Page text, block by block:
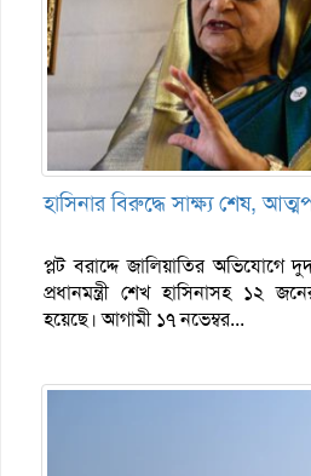
হাসিনার বিরুদ্ধে সাক্ষ্য শেষ,
প্লট বরাদ্দে জালিয়াতির অভিযোগে
প্রধানমন্ত্রী শেখ হাসিনাসহ ১২
হয়েছে। আগামী ১৭ নভেম্বর...